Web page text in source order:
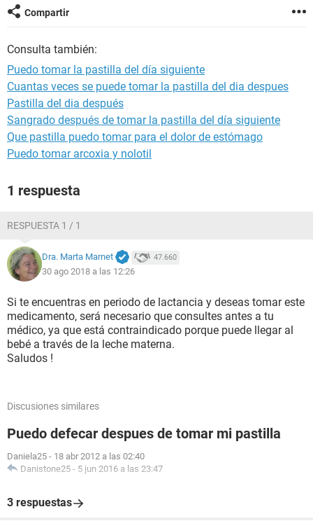
Compartir
Consulta también:
Puedo tomar la pastilla del día siguiente
Cuantas veces se puede tomar la pastilla del dia despues
Pastilla del dia después
Sangrado después de tomar la pastilla del día siguiente
Que pastilla puedo tomar para el dolor de estómago
Puedo tomar arcoxia y nolotil
1 respuesta
RESPUESTA 1 / 1
Dra. Marta Marnet 47.660
30 ago 2018 a las 12:26
Si te encuentras en periodo de lactancia y deseas tomar este
medicamento, será necesario que consultes antes a tu
médico, ya que está contraindicado porque puede llegar al
bebé a través de la leche materna.
Saludos !
Discusiones similares
Puedo defecar despues de tomar mi pastilla
Daniela25 - 18 abr 2012 a las 02:40
Danistone25 - 5 jun 2016 a las 23:47
3 respuestas